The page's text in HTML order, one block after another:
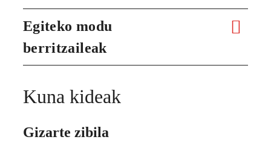
Egiteko modu
berritzaileak
Kuna kideak
Gizarte zibila